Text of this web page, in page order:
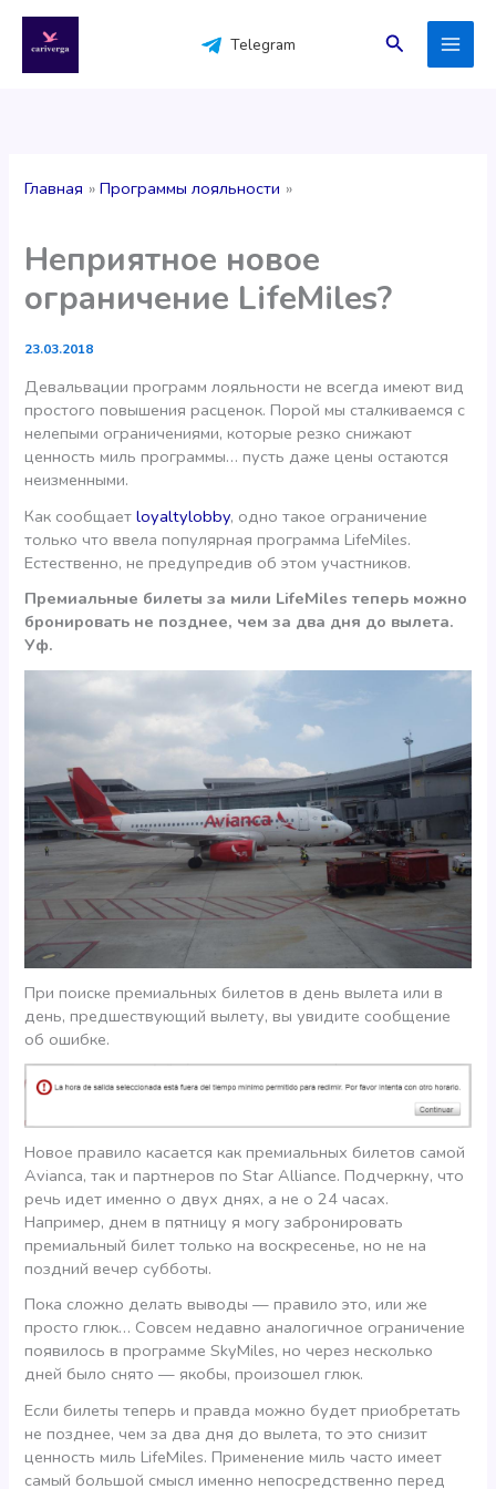
содержимому
Telegram Поиск
Главная Программы лояльности
Неприятное новое
ограничение LifeMiles?
23.03.2018
Девальвации программ лояльности не всегда имеют вид
простого повышения расценок. Порой мы сталкиваемся с
нелепыми ограничениями, которые резко снижают
ценность миль программы… пусть даже цены остаются
неизменными.
Как сообщаетloyaltylobby, одно такое ограничение
только что ввела популярная программа LifeMiles.
Естественно, не предупредив об этом участников.
Премиальные билеты за мили LifeMiles теперь можно
бронировать не позднее, чем за два дня до вылета.
Уф.
При поиске премиальных билетов в день вылета или в
день, предшествующий вылету, вы увидите сообщение
об ошибке.
Новое правило касается как премиальных билетов самой
Avianca, так и партнеров по Star Alliance. Подчеркну, что
речь идет именно о двух днях, а не о 24 часах.
Например, днем в пятницу я могу забронировать
премиальный билет только на воскресенье, но не на
поздний вечер субботы.
Пока сложно делать выводы — правило это, или же
просто глюк… Совсем недавно аналогичное ограничение
появилось в программе SkyMiles, но через несколько
дней было снято — якобы, произошел глюк.
Если билеты теперь и правда можно будет приобретать
не позднее, чем за два дня до вылета, то это снизит
ценность миль LifeMiles. Применение миль часто имеет
самый большой смысл именно непосредственно перед